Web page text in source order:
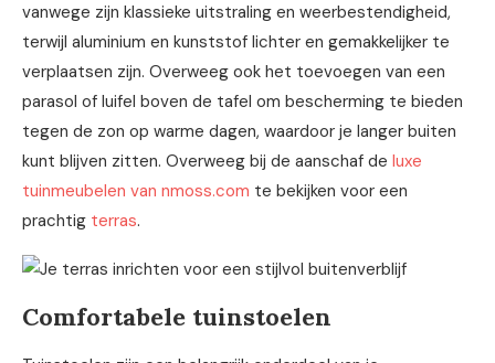
vanwege zijn klassieke uitstraling en weerbestendigheid,
terwijl aluminium en kunststof lichter en gemakkelijker te
verplaatsen zijn. Overweeg ook het toevoegen van een
parasol of luifel boven de tafel om bescherming te bieden
tegen de zon op warme dagen, waardoor je langer buiten
kunt blijven zitten. Overweeg bij de aanschaf de luxe
tuinmeubelen van nmoss.com te bekijken voor een
prachtig terras.
Comfortabele tuinstoelen